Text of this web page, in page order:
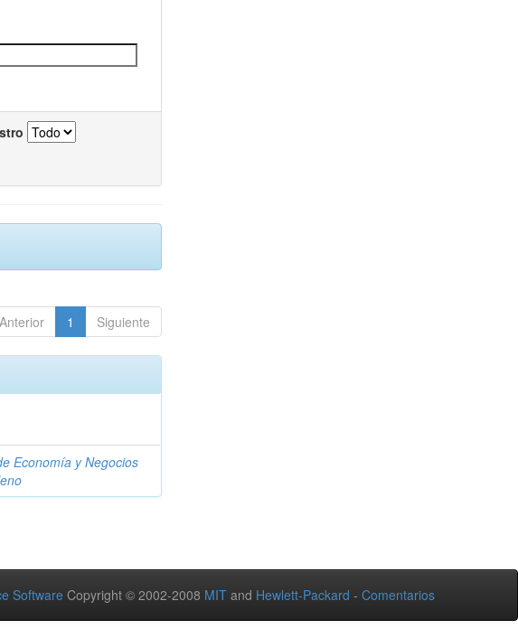
Anterior 1 Siguiente
Economía y Negocios
Software Copyright © 2002-2008 MIT and Hewlett-Packard - Comentarios